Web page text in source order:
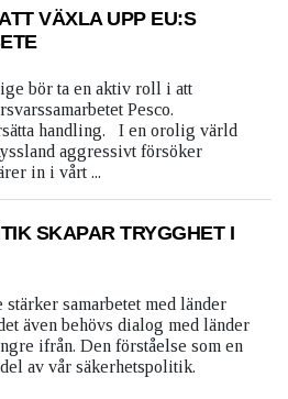
VÄXLA UPP EU:S
bör ta en aktiv roll i att
Pesco.
handling. I en orolig värld
aggressivt försöker
in i vårt ...
SKAPAR TRYGGHET I
samarbetet med länder
även behövs dialog med länder
ifrån. Den förståelse som en
av vår säkerhetspolitik.